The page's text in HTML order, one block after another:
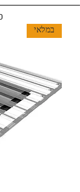
במלאי